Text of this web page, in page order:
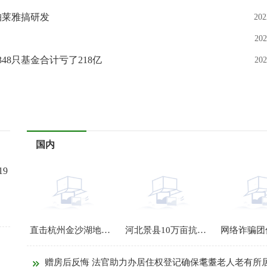
雅搞研发
只基金合计亏了218亿
国内
直击杭州金沙湖地铁站抢通24小时：护航城市地下动脉 河北景县10万亩抗旱节水杂粮作物播种正忙
赠房后反悔 法官助力办居住权登记确保耄耋老人老有所